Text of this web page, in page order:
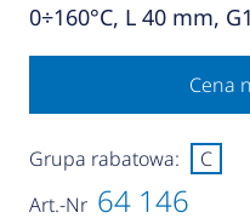
0÷160°C, L 40 mm,
Cena
Art.-Nr 64 146
Grupa rabatowa: C